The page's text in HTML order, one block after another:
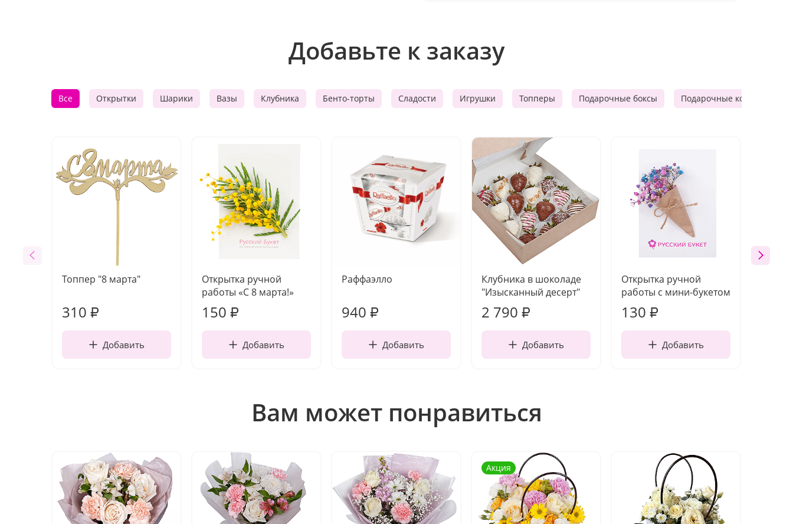
Добавьте к заказу
Все Открытки Шарики Вазы Клубника Бенто-торты Сладости Игрушки Топперы Подарочные боксы Подарочные корзины
Топпер "8 марта"
310 ₽
Добавить
Открытка ручной
работы «С 8 марта!»
150 ₽
Добавить
Раффаэлло
940 ₽
Добавить
Клубника в шоколаде
"Изысканный десерт"
2 790 ₽
Добавить
Открытка ручной
работы с мини-букетом
130 ₽
Добавить
Вам может понравиться
Акция